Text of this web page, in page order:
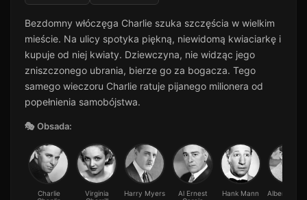
Bezdomny włóczęga Charlie szuka szczęścia w wielkim
mieście. Na ulicy spotyka piękną, niewidomą kwiaciarkę i
kupuje od niej kwiaty. Dziewczyna, nie widząc jego
zniszczonego ubrania, bierze go za bogacza. Tego
samego wieczoru Charlie ratuje pijanego milionera od
popełnienia samobójstwa.
🎭 Obsada:
Charlie
Virginia
Harry Myers
Al Ernest
Hank Mann Albert